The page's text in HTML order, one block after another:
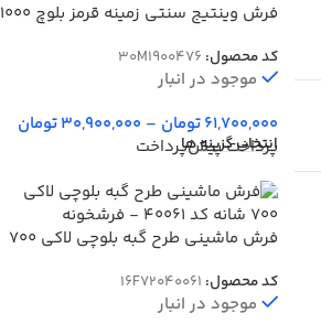
فرش وینتیج سنتی زمینه قرمز بلوچ 1000
کد محصول: 30M1900476
موجود در انبار
61,700,000تومان –
30,900,000تومان
انتخاب گزینه ها
پرداخت پیش‌پرداخت
فرش ماشینی طرح گبه بلوچی لاکی 700
کد محصول: 16F72040061
موجود در انبار